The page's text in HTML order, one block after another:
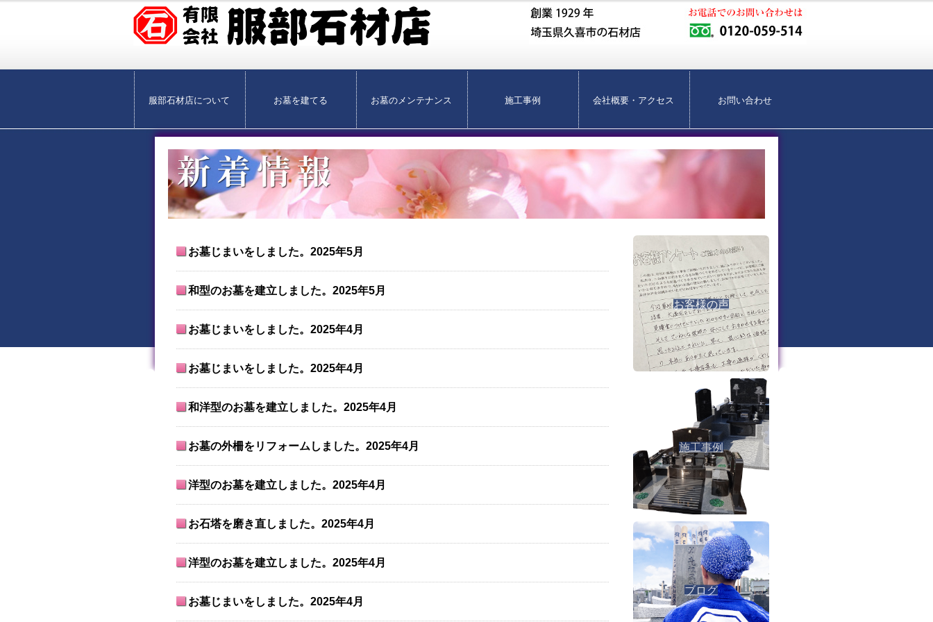
服部石材店について お墓を建てる お墓のメンテナンス 施工事例 会社概要・アクセス お問い合わせ
お墓じまいをしました。2025年5月
和型のお墓を建立しました。2025年5月
お墓じまいをしました。2025年4月
お墓じまいをしました。2025年4月
和洋型のお墓を建立しました。2025年4月
お墓の外柵をリフォームしました。2025年4月
洋型のお墓を建立しました。2025年4月
お石塔を磨き直しました。2025年4月
洋型のお墓を建立しました。2025年4月
お墓じまいをしました。2025年4月
お客様の声
施工事例
ブログ